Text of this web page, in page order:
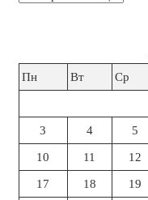
Пн
Вт Ср
3 4 5
10 11 12
17 18 19